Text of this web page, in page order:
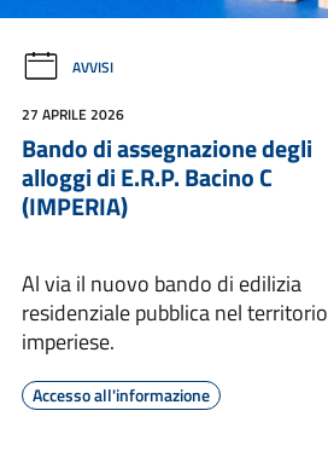
AVVISI
27 APRILE 2026
Bando di assegnazione degli
alloggi di E.R.P. Bacino C
(IMPERIA)
Al via il nuovo bando di edilizia
residenziale pubblica nel territorio
imperiese.
Accesso all'informazione